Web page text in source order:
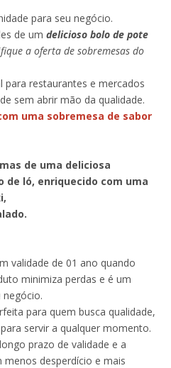
para seu negócio.
de um delicioso bolo de pote
a oferta de sobremesas do
restaurantes e mercados
sem abrir mão da qualidade.
uma sobremesa de sabor
de uma deliciosa
de ló, enriquecido com uma
validade de 01 ano quando
minimiza perdas e é um
para quem busca qualidade,
servir a qualquer momento.
prazo de validade e a
desperdício e mais